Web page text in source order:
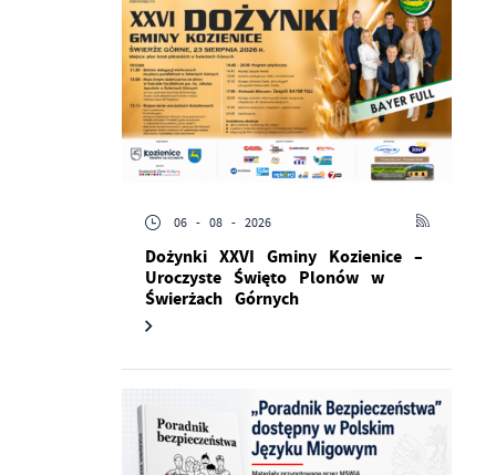
06 - 08 - 2026
Dożynki XXVI Gminy Kozienice –
Uroczyste Święto Plonów w
Świerżach Górnych